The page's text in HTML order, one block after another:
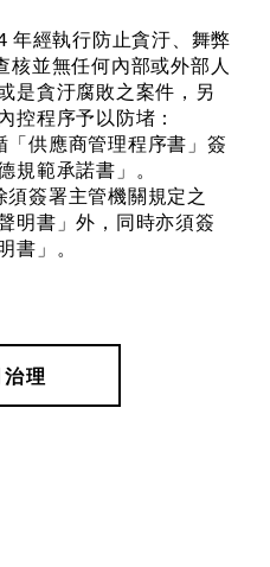
年經執行防止貪汙、舞弊
並無任何內部或外部人
是貪汙腐敗之案件，另
控程序予以防堵：
供應商管理程序書」簽
規範承諾書」。
須簽署主管機關規定之
明書」外，同時亦須簽
書」。
理